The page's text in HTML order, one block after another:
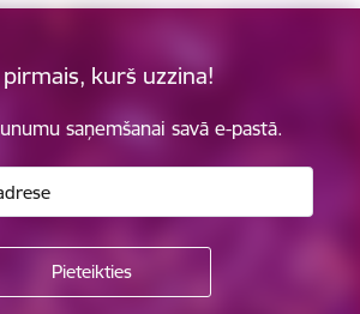
pirmais, kurš uzzina!
saņemšanai savā e-pastā.